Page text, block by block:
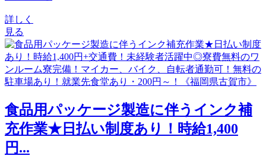
詳しく
見る
食品用パッケージ製造に伴うインク補
充作業★日払い制度あり！時給1,400
円...